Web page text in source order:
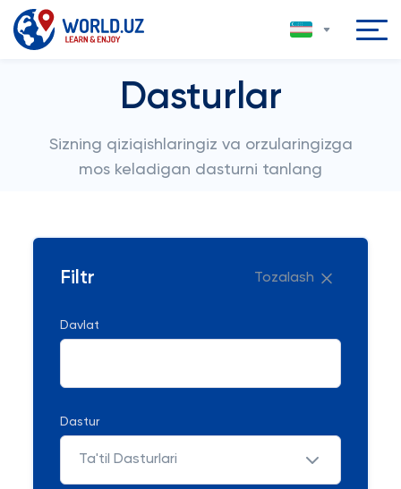
Dasturlar
Sizning qiziqishlaringiz va orzularingizga
mos keladigan dasturni tanlang
Filtr Tozalash
Davlat
Dastur
Ta'til Dasturlari